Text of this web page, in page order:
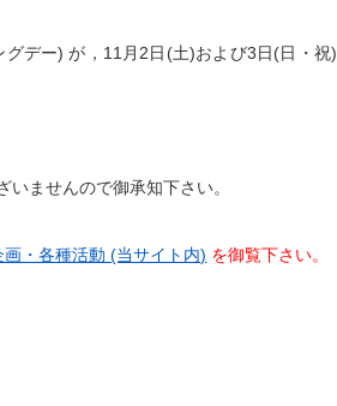
デー) が，11月2日(土)および3日(日・祝)
ませんので御承知下さい。
画・各種活動 (当サイト内) を御覧下さい。